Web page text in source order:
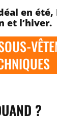
en été,
et l’hiver.
?